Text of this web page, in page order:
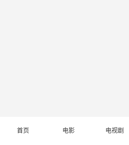
首页 电影 电视剧